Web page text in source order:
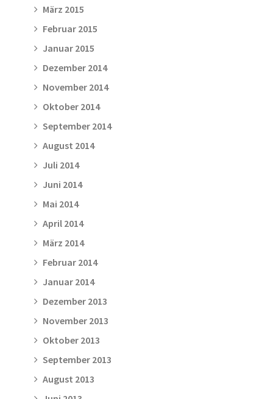
März 2015
Februar 2015
Januar 2015
Dezember 2014
November 2014
Oktober 2014
September 2014
August 2014
Juli 2014
Juni 2014
Mai 2014
April 2014
März 2014
Februar 2014
Januar 2014
Dezember 2013
November 2013
Oktober 2013
September 2013
August 2013